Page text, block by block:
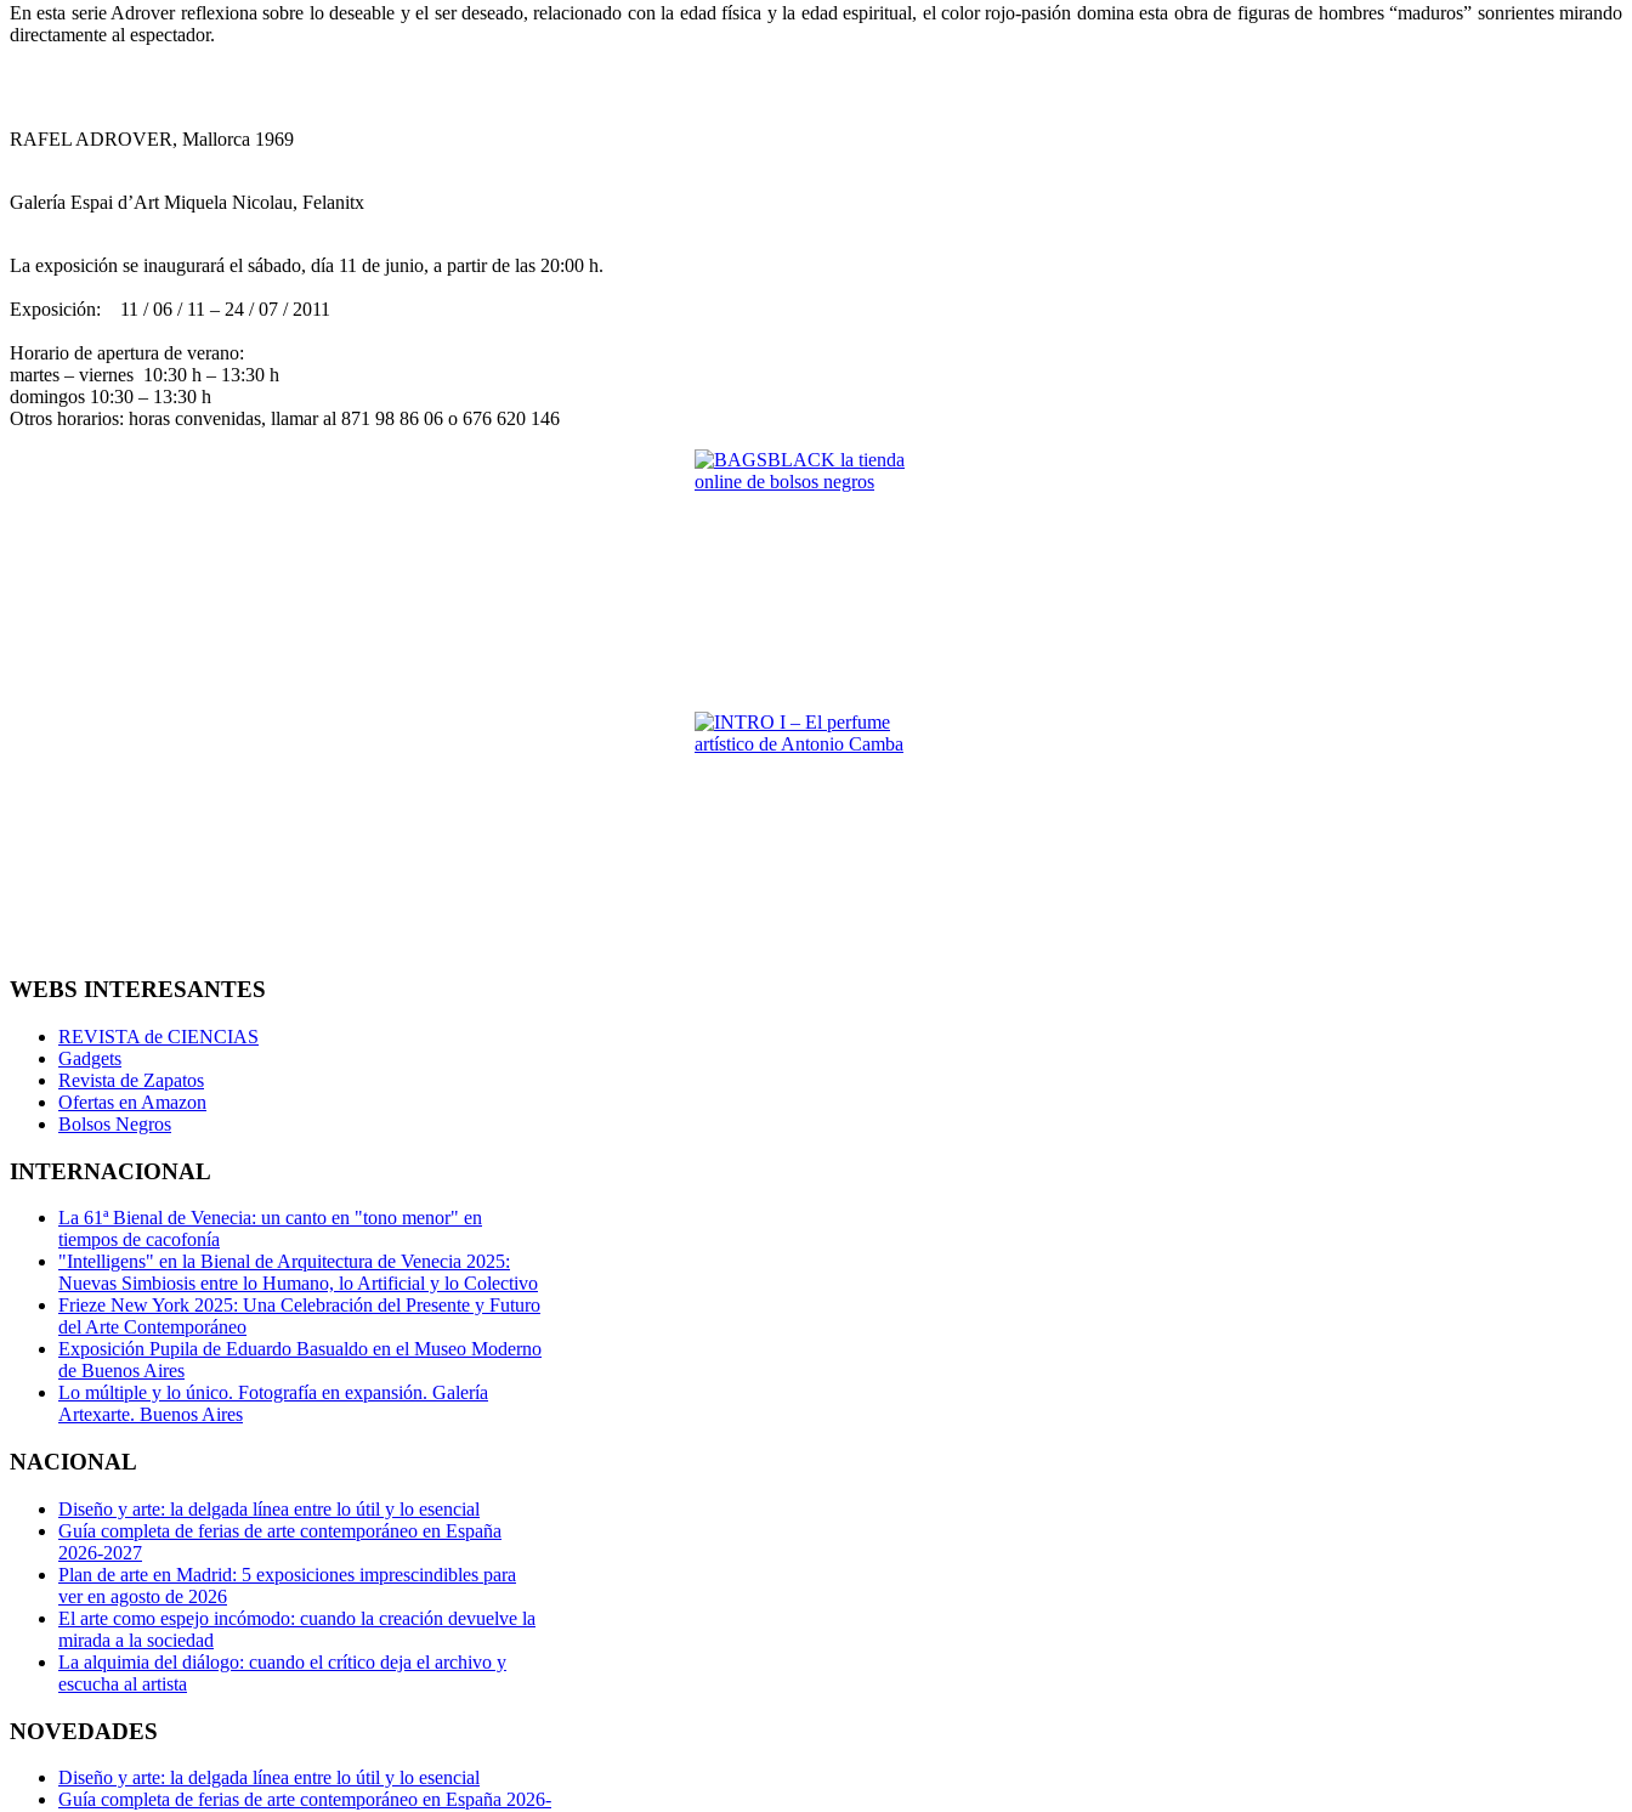
En esta serie Adrover reflexiona sobre lo deseable y el ser deseado, relacionado con la edad física y la edad espiritual, el color rojo-pasión domina esta obra de figuras de hombres “maduros” sonrientes mirando
directamente al espectador.
RAFEL ADROVER, Mallorca 1969
Galería Espai d’Art Miquela Nicolau, Felanitx
La exposición se inaugurará el sábado, día 11 de junio, a partir de las 20:00 h.
Exposición: 11 / 06 / 11 – 24 / 07 / 2011
Horario de apertura de verano:
martes – viernes 10:30 h – 13:30 h
domingos 10:30 – 13:30 h
Otros horarios: horas convenidas, llamar al 871 98 86 06 o 676 620 146
WEBS INTERESANTES
REVISTA de CIENCIAS
Gadgets
Revista de Zapatos
Ofertas en Amazon
Bolsos Negros
INTERNACIONAL
La 61ª Bienal de Venecia: un canto en "tono menor" en
tiempos de cacofonía
"Intelligens" en la Bienal de Arquitectura de Venecia 2025:
Nuevas Simbiosis entre lo Humano, lo Artificial y lo Colectivo
Frieze New York 2025: Una Celebración del Presente y Futuro
del Arte Contemporáneo
Exposición Pupila de Eduardo Basualdo en el Museo Moderno
de Buenos Aires
Lo múltiple y lo único. Fotografía en expansión. Galería
Artexarte. Buenos Aires
NACIONAL
Diseño y arte: la delgada línea entre lo útil y lo esencial
Guía completa de ferias de arte contemporáneo en España
2026-2027
Plan de arte en Madrid: 5 exposiciones imprescindibles para
ver en agosto de 2026
El arte como espejo incómodo: cuando la creación devuelve la
mirada a la sociedad
La alquimia del diálogo: cuando el crítico deja el archivo y
escucha al artista
NOVEDADES
Diseño y arte: la delgada línea entre lo útil y lo esencial
Guía completa de ferias de arte contemporáneo en España 2026-